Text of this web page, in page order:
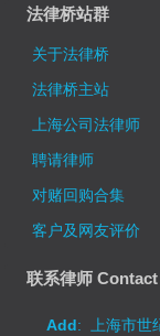
法律桥站群
关于法律桥
法律桥主站
上海公司法律师
聘请律师
对赌回购合集
客户及网友评价
联系律师
Add: 上海市世